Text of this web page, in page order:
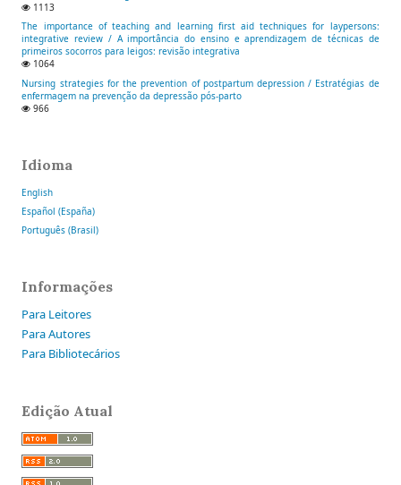
1113
The importance of teaching and learning first aid techniques for laypersons:
integrative review / A importância do ensino e aprendizagem de técnicas de
primeiros socorros para leigos: revisão integrativa
1064
Nursing strategies for the prevention of postpartum depression / Estratégias de
enfermagem na prevenção da depressão pós-parto
966
Idioma
English
Español (España)
Português (Brasil)
Informações
Para Leitores
Para Autores
Para Bibliotecários
Edição Atual